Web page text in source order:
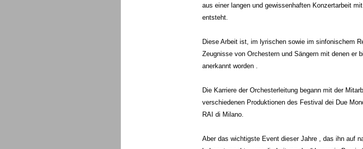
aus einer langen und gewissenhaften Konzertarbeit
entsteht.
Diese Arbeit ist, im lyrischen sowie im sinfonischem
Zeugnisse von Orchestern und Sängern mit denen er
anerkannt worden .
Die Karriere der Orchesterleitung begann mit der
verschiedenen Produktionen des Festival dei Due
RAI di Milano.
Aber das wichtigste Event dieser Jahre , das ihn auf